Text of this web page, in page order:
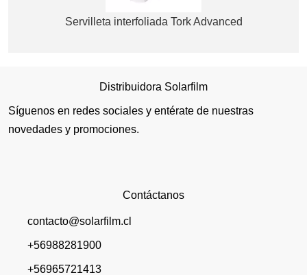
Servilleta interfoliada Tork Advanced
Distribuidora Solarfilm
Síguenos en redes sociales y entérate de nuestras
novedades y promociones.
Contáctanos
contacto@solarfilm.cl
+56988281900
+56965721413